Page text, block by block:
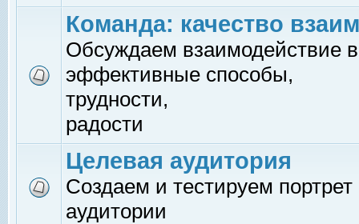
Команда: качество
Обсуждаем взаимодействие
эффективные способы,
трудности,
радости
Целевая аудитория
Создаем и тестируем
аудитории